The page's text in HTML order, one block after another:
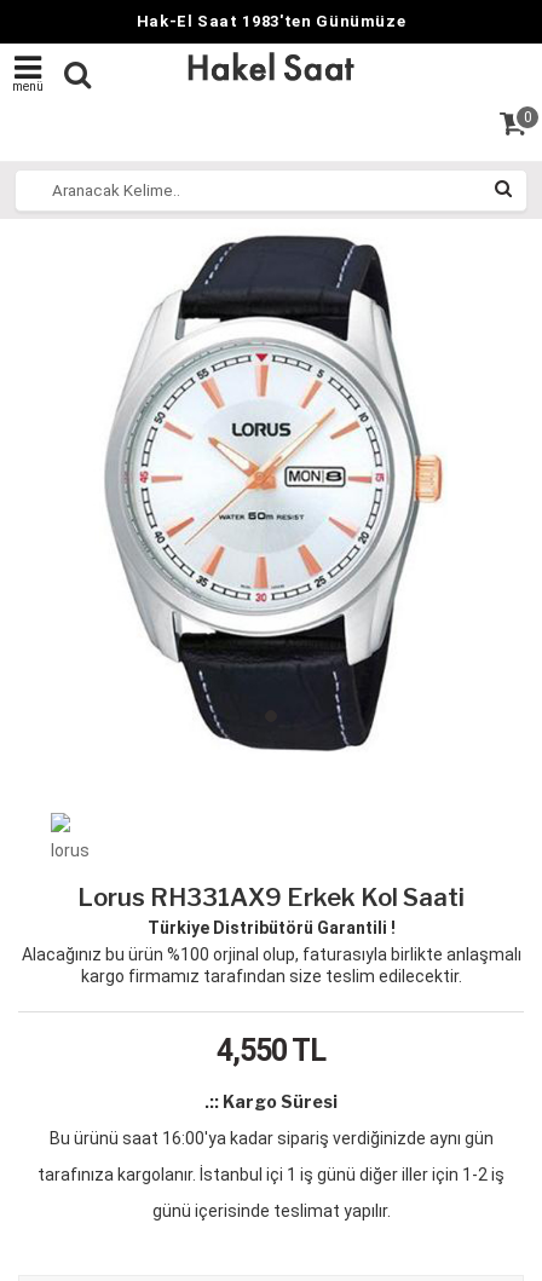
Hak-El Saat 1983'ten Günümüze
menü
0
Lorus RH331AX9 Erkek Kol Saati
Türkiye Distribütörü Garantili !
Alacağınız bu ürün %100 orjinal olup, faturasıyla birlikte anlaşmalı
kargo firmamız tarafından size teslim edilecektir.
4,550TL
.:: Kargo Süresi
Bu ürünü saat 16:00'ya kadar sipariş verdiğinizde aynı gün
tarafınıza kargolanır. İstanbul içi 1 iş günü diğer iller için 1-2 iş
günü içerisinde teslimat yapılır.